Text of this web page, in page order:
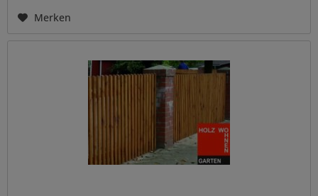
Merken